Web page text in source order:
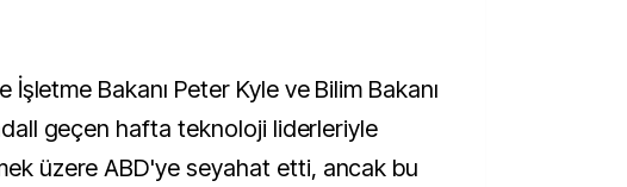
İşletme Bakanı Peter Kyle ve Bilim Bakanı
geçen hafta teknoloji liderleriyle
üzere ABD'ye seyahat etti, ancak bu